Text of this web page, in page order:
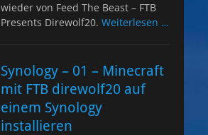
wieder von Feed The Beast – FTB
Presents Direwolf20. Weiterlesen …
Synology – 01 – Minecraft
mit FTB direwolf20 auf
einem Synology
installieren